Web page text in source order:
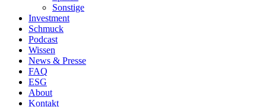
Sonstige
Investment
Schmuck
Podcast
Wissen
News & Presse
FAQ
ESG
About
Kontakt